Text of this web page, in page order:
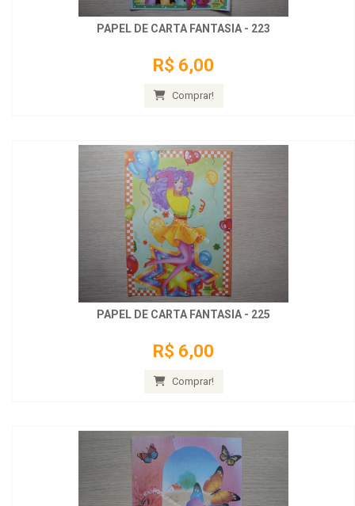
PAPEL DE CARTA FANTASIA - 223
R$ 6,00
Comprar!
PAPEL DE CARTA FANTASIA - 225
R$ 6,00
Comprar!